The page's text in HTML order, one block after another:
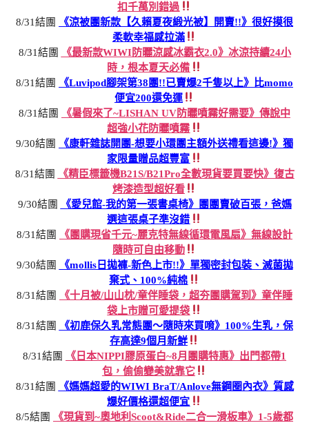
扣千萬別錯過
8/31結團
《涼被團新款【久賴夏夜緞光被】開賣!!》很好摸很
柔軟幸福感拉滿
8/31結團
《最新款WIWI防曬涼感冰霸衣2.0》冰涼持續24小
時，根本夏天必備
8/31結團
《Luvipod腳架第38團!!已賣爆2千隻以上》比momo
便宜200還免運
8/31結團
《暑假來了~LISHAN UV防曬噴霧好需要》傳說中
超強小花防曬噴霧
9/30結團
《康軒雜誌開團-想要小環團主額外送禮看這邊!》獨
家限量贈品超豐富
8/31結團
《精臣標籤機B21S/B21Pro全數現貨要買要快》復古
烤漆造型超好看
9/30結團
《愛兒館-我的第一張書桌椅》團團賣破百張，爸媽
選這張桌子準沒錯
8/31結團
《團購現省千元~麗克特無線循環電風扇》無線設計
隨時可自由移動
9/30結團
《mollis日拋褲-新色上市!!》單獨密封包裝、滅菌拋
棄式、100%純棉
8/31結團
《十月被/山山枕/童伴睡袋，超夯團購駕到》童伴睡
袋上市贈可愛提袋
8/31結團
《初鹿保久乳常態團～隨時來買唷》100%生乳，保
存高達9個月新鮮
8/31結團
《日本NIPPI膠原蛋白~8月團購特惠》出門都帶1
包，偷偷變美就靠它
8/31結團
《媽媽超愛的WIWI BraT/Anlove無鋼圈內衣》質感
爆好價格還超便宜
8/5結團
《現貨到~奧地利Scoot&Ride二合一滑板車》1-5歲都